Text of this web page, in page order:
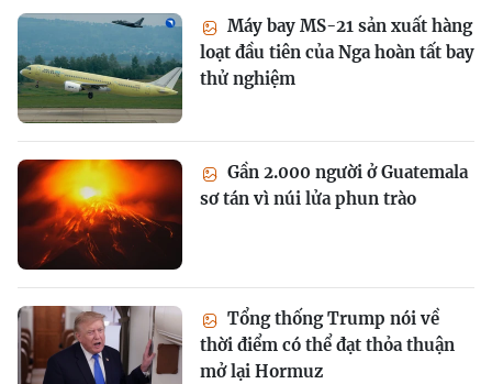
Máy bay MS-21 sản xuất hàng
loạt đầu tiên của Nga hoàn tất bay
thử nghiệm
Gần 2.000 người ở Guatemala
sơ tán vì núi lửa phun trào
Tổng thống Trump nói về
thời điểm có thể đạt thỏa thuận
mở lại Hormuz